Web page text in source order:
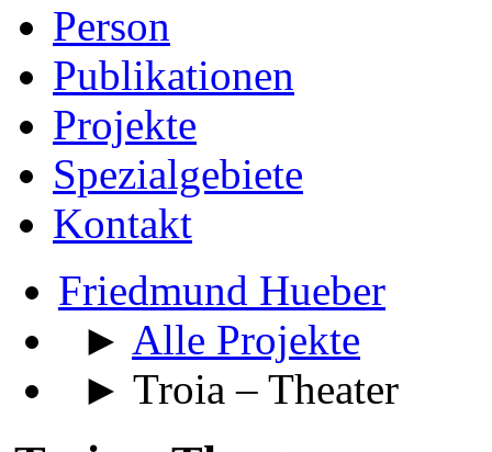
Person
Publikationen
Projekte
Spezialgebiete
Kontakt
Friedmund Hueber
► Alle Projekte
► Troia – Theater